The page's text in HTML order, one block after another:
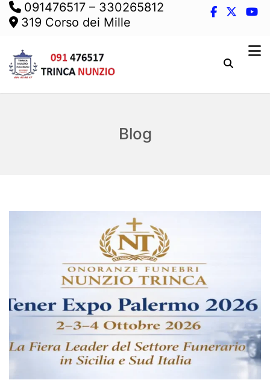
091476517 – 330265812
319 Corso dei Mille
Blog